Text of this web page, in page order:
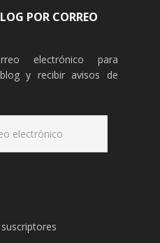
POR CORREO
electrónico para
y recibir avisos de